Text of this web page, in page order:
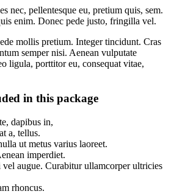
nec, pellentesque eu, pretium quis, sem.
enim. Donec pede justo, fringilla vel.
mollis pretium. Integer tincidunt. Cras
semper nisi. Aenean vulputate
ligula, porttitor eu, consequat vitae,
in this package
dapibus in,
a, tellus.
ut metus varius laoreet.
imperdiet.
augue. Curabitur ullamcorper ultricies
rhoncus.